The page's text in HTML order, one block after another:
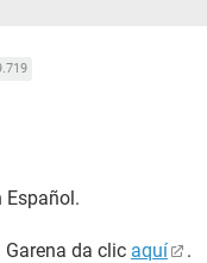
Español.
da clic aquí .